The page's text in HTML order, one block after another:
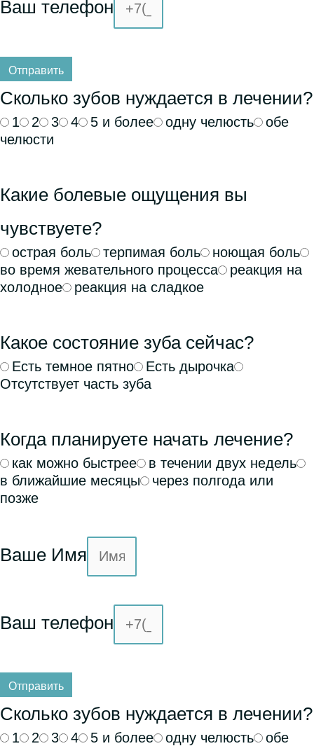
Ваш телефон
Отправить
Сколько зубов нуждается в лечении?
1 2 3 4 5 и более одну челюсть
обе
челюсти
Какие болевые ощущения вы
чувствуете?
острая боль терпимая боль
ноющая боль
во время жевательного процесса
реакция на
холодное
реакция на сладкое
Какое состояние зуба сейчас?
Есть темное пятно
Есть дырочка
Отсутствует часть зуба
Когда планируете начать лечение?
как можно быстрее
в течении двух недель
в ближайшие месяцы
через полгода или
позже
Ваше Имя
Ваш телефон
Отправить
Сколько зубов нуждается в лечении?
1 2 3 4 5 и более одну челюсть
обе